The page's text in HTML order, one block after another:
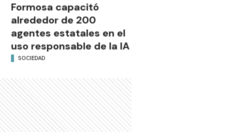
Formosa capacitó
alrededor de 200
agentes estatales en el
uso responsable de la IA
SOCIEDAD